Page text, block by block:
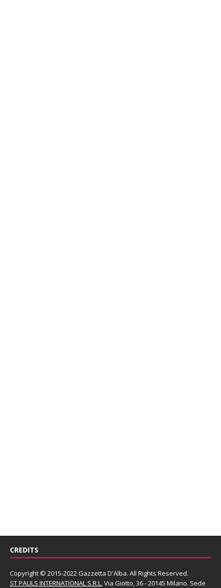
CREDITS
Copyright © 2015-2022 Gazzetta D'Alba. All Rights Reserved.
ST PAULS INTERNATIONAL S.R.L. Via Giotto, 36 - 20145 Milano. Sede